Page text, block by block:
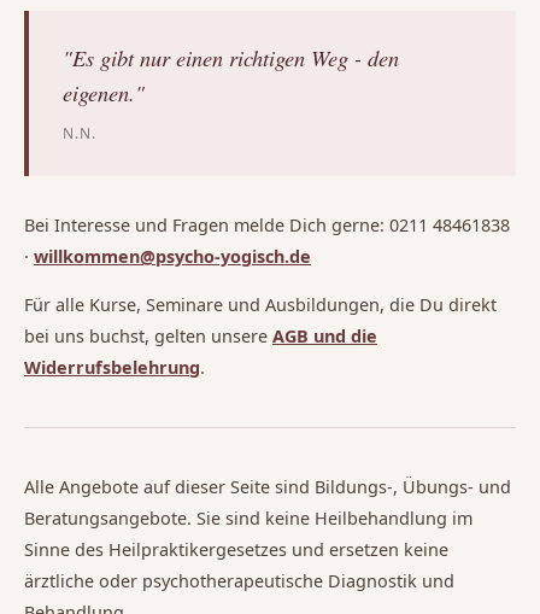
"Es gibt nur einen richtigen Weg - den
eigenen."
N.N.
Bei Interesse und Fragen melde Dich gerne: 0211 48461838
· willkommen@psycho-yogisch.de
Für alle Kurse, Seminare und Ausbildungen, die Du direkt
bei uns buchst, gelten unsere AGB und die
Widerrufsbelehrung.
Alle Angebote auf dieser Seite sind Bildungs-, Übungs- und
Beratungsangebote. Sie sind keine Heilbehandlung im
Sinne des Heilpraktikergesetzes und ersetzen keine
ärztliche oder psychotherapeutische Diagnostik und